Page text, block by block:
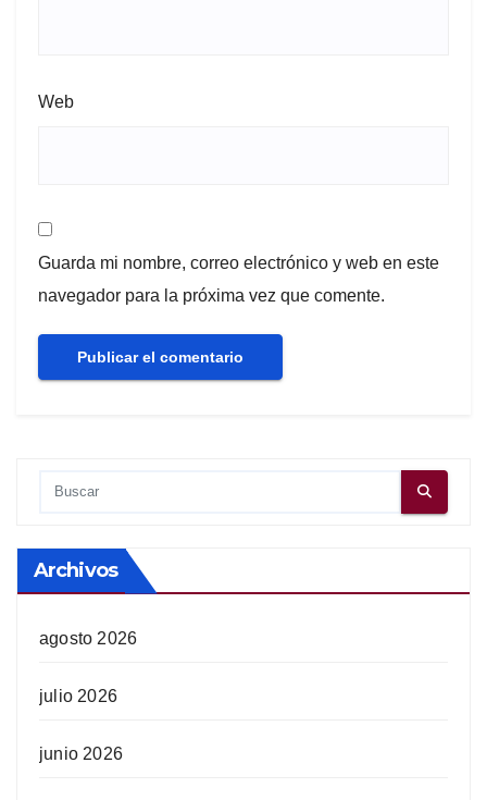
Web
Guarda mi nombre, correo electrónico y web en este
navegador para la próxima vez que comente.
Archivos
agosto 2026
julio 2026
junio 2026